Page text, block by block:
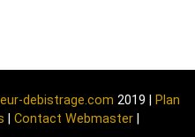
debistrage.com 2019 | Plan
Contact Webmaster|